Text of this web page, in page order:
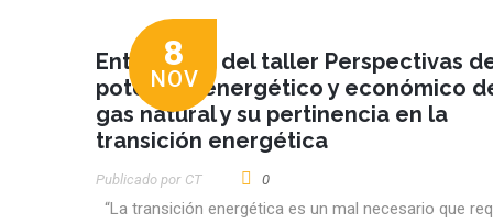
8
NOV
Entrevistas del taller Perspectivas
potencial energético y económico
gas natural y su pertinencia en la
transición energética
Publicado por CT 0
“La transición energética es un mal necesario que